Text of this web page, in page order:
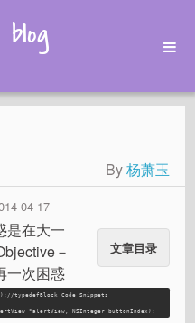
By杨萧玉
04-17
文章目录
是在大一
－
一次困惑
typedefBlock Code Snippets
*alertView, NSInteger buttonIndex);